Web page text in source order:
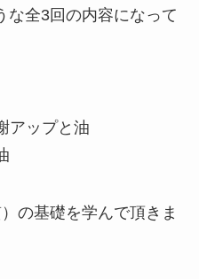
な全3回の内容になって
アップと油
の基礎を学んで頂きま